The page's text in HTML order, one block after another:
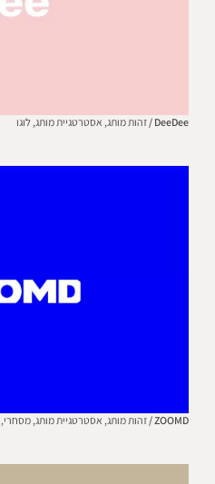
DeeDee / זהות מותג, אסטרטגיית מותג, לוגו
ZOOMD / זהות מותג, אסטרטגיית מותג, מסחרי,